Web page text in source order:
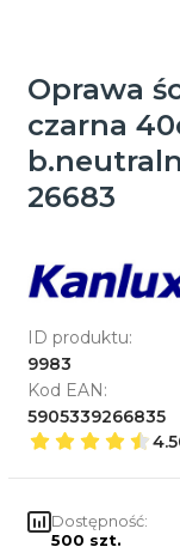
Oprawa
czarna
26683
ID produktu:
9983
Kod EAN:
5905339266835
Dostępność:
500 szt.